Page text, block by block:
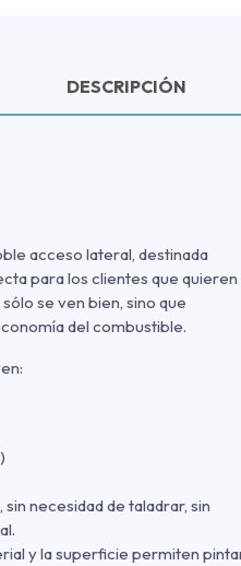
DESCRIPCIÓN
acceso lateral, destinada
para los clientes que quieren
se ven bien, sino que
del combustible.
necesidad de taladrar, sin
y la superficie permiten